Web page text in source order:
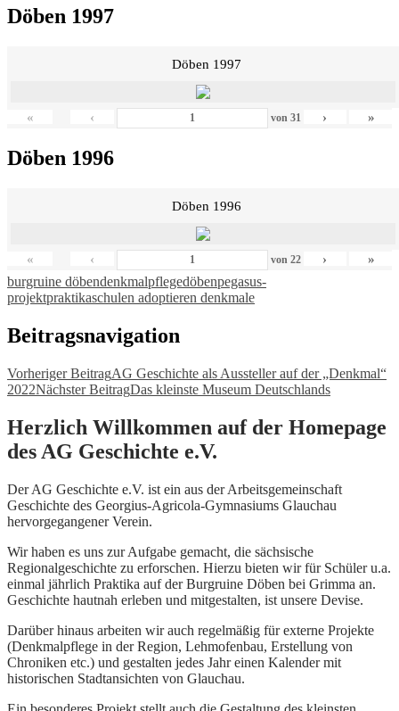
Döben 1997
Döben 1997
« ‹ von 31 › »
Döben 1996
Döben 1996
« ‹ von 22 › »
burgruine döbendenkmalpflegedöbenpegasus-
projektpraktikaschulen adoptieren denkmale
Beitragsnavigation
Vorheriger BeitragAG Geschichte als Aussteller auf der „Denkmal“
2022Nächster BeitragDas kleinste Museum Deutschlands
Herzlich Willkommen auf der Homepage
des AG Geschichte e.V.
Der AG Geschichte e.V. ist ein aus der Arbeitsgemeinschaft
Geschichte des Georgius-Agricola-Gymnasiums Glauchau
hervorgegangener Verein.
Wir haben es uns zur Aufgabe gemacht, die sächsische
Regionalgeschichte zu erforschen. Hierzu bieten wir für Schüler u.a.
einmal jährlich Praktika auf der Burgruine Döben bei Grimma an.
Geschichte hautnah erleben und mitgestalten, ist unsere Devise.
Darüber hinaus arbeiten wir auch regelmäßig für externe Projekte
(Denkmalpflege in der Region, Lehmofenbau, Erstellung von
Chroniken etc.) und gestalten jedes Jahr einen Kalender mit
historischen Stadtansichten von Glauchau.